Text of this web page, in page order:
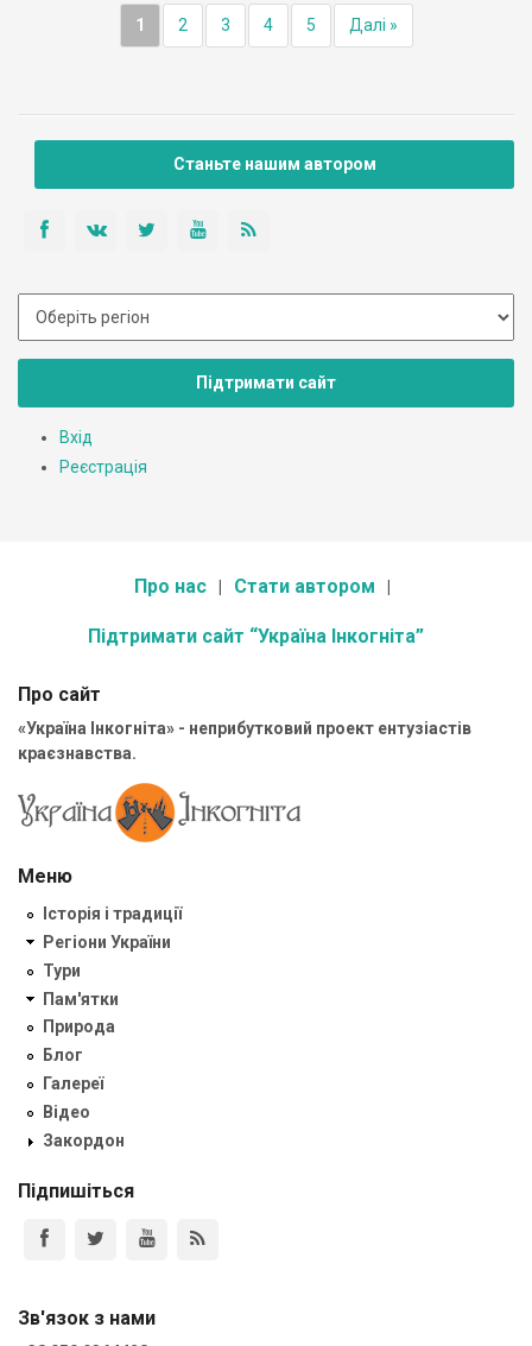
1 2 3 4 5 Далі »
Станьте нашим автором
Підтримати сайт
Вхід
Реєстрація
Про нас Стати автором
Підтримати сайт “Україна Інкогніта”
Про сайт
«Україна Інкогніта» - неприбутковий проект ентузіастів
краєзнавства.
Меню
Історія і традиції
Регіони України
Тури
Пам'ятки
Природа
Блог
Галереї
Відео
Закордон
Підпишіться
Зв'язок з нами